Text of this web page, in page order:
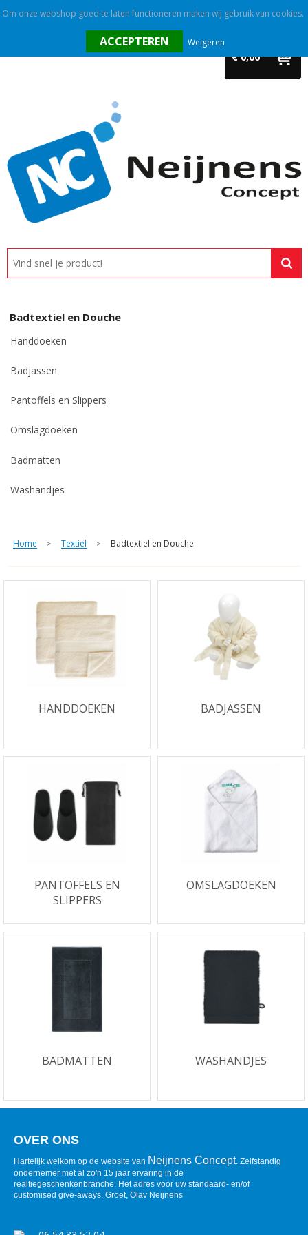
€ 0,00
Promotietextiel
Tassen
Alle categorieën
Custom made
Badtextiel en Douche
Handdoeken
Badjassen
Pantoffels en Slippers
Omslagdoeken
Badmatten
Washandjes
Home > Textiel > Badtextiel en Douche
HANDDOEKEN BADJASSEN
PANTOFFELS EN
SLIPPERS
OMSLAGDOEKEN
BADMATTEN WASHANDJES
OVER ONS
Hartelijk welkom op de website van Neijnens Concept. Zelfstandig
ondernemer met al zo'n 15 jaar ervaring in de
realtiegeschenkenbranche. Het adres voor uw standaard- en/of
customised give-aways. Groet, Olav Neijnens
Om onze webshop goed te laten functioneren maken wij gebruik van cookies.
Weigeren